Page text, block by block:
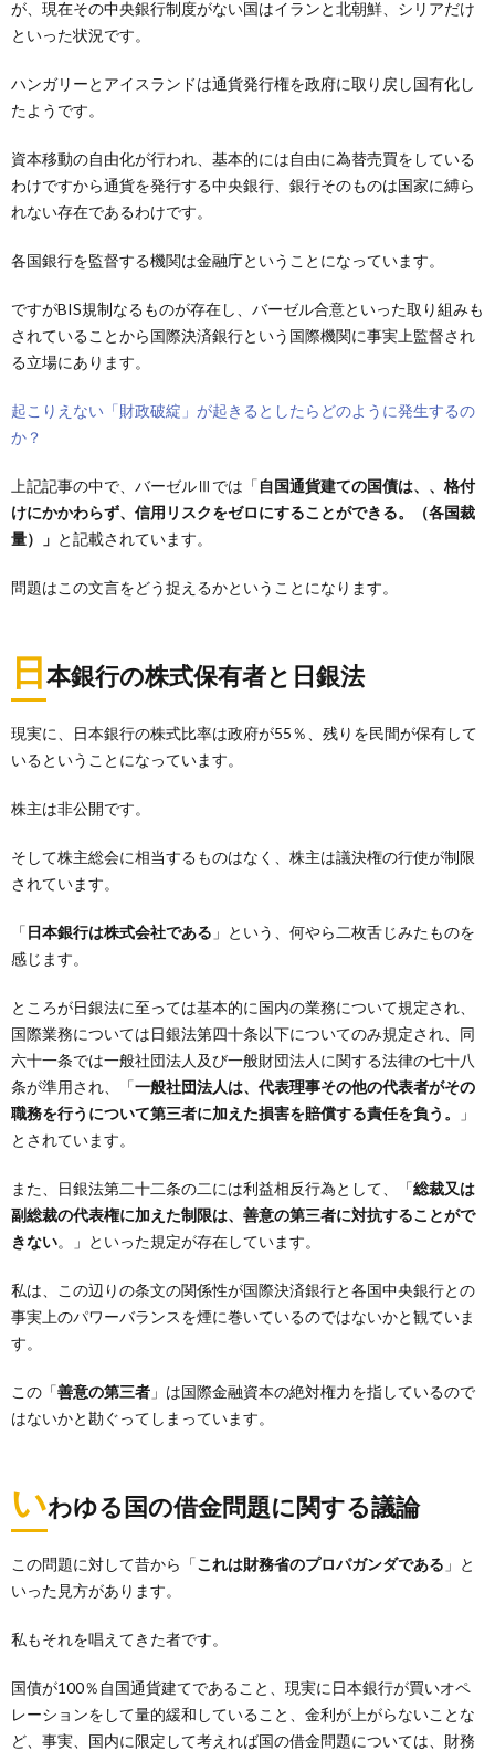
が、現在その中央銀行制度がない国はイランと北朝鮮、シリアだけ
といった状況です。
ハンガリーとアイスランドは通貨発行権を政府に取り戻し国有化し
たようです。
資本移動の自由化が行われ、基本的には自由に為替売買をしている
わけですから通貨を発行する中央銀行、銀行そのものは国家に縛ら
れない存在であるわけです。
各国銀行を監督する機関は金融庁ということになっています。
ですがBIS規制なるものが存在し、バーゼル合意といった取り組みも
されていることから国際決済銀行という国際機関に事実上監督され
る立場にあります。
起こりえない「財政破綻」が起きるとしたらどのように発生するの
か？
上記記事の中で、バーゼルⅢでは「自国通貨建ての国債は、、格付
けにかかわらず、信用リスクをゼロにすることができる。（各国裁
量）」 と記載されています。
問題はこの文言をどう捉えるかということになります。
日本銀行の株式保有者と日銀法
現実に、日本銀行の株式比率は政府が55％、残りを民間が保有して
いるということになっています。
株主は非公開です。
そして株主総会に相当するものはなく、株主は議決権の行使が制限
されています。
「日本銀行は株式会社である 」という、何やら二枚舌じみたものを
感じます。
ところが日銀法に至っては基本的に国内の業務について規定され、
国際業務については日銀法第四十条以下についてのみ規定され、同
六十一条では一般社団法人及び一般財団法人に関する法律の七十八
条が準用され、「一般社団法人は、代表理事その他の代表者がその
職務を行うについて第三者に加えた損害を賠償する責任を負う。
」
とされています。
また、日銀法第二十二条の二には利益相反行為として、「総裁又は
副総裁の代表権に加えた制限は、善意の第三者に対抗することがで
きない。」といった規定が存在しています。
私は、この辺りの条文の関係性が国際決済銀行と各国中央銀行との
事実上のパワーバランスを煙に巻いているのではないかと観ていま
す。
この「善意の第三者 」は国際金融資本の絶対権力を指しているので
はないかと勘ぐってしまっています。
いわゆる国の借金問題に関する議論
この問題に対して昔から「これは財務省のプロパガンダである 」と
いった見方があります。
私もそれを唱えてきた者です。
国債が100％自国通貨建てであること、現実に日本銀行が買いオペ
レーションをして量的緩和していること、金利が上がらないことな
ど、事実、国内に限定して考えれば国の借金問題については、財務